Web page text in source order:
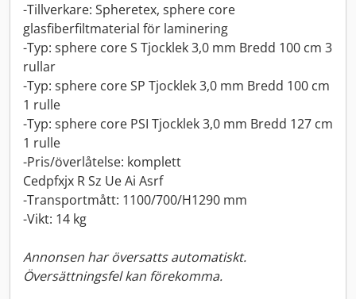
-Tillverkare: Spheretex, sphere core
glasfiberfiltmaterial för laminering
-Typ: sphere core S Tjocklek 3,0 mm Bredd 100 cm 3
rullar
-Typ: sphere core SP Tjocklek 3,0 mm Bredd 100 cm
1 rulle
-Typ: sphere core PSI Tjocklek 3,0 mm Bredd 127 cm
1 rulle
-Pris/överlåtelse: komplett
Cedpfxjx R Sz Ue Ai Asrf
-Transportmått: 1100/700/H1290 mm
-Vikt: 14 kg
Annonsen har översatts automatiskt.
Översättningsfel kan förekomma.